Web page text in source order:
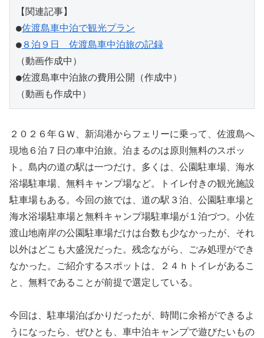
【関連記事】
●佐渡島車中泊で観光プラン
●８泊９日　佐渡島車中泊旅の記録
（動画作成中）
●佐渡島車中泊旅の費用公開（作成中）
（動画も作成中）
２０２６年ＧＷ、新潟港からフェリーに乗って、佐渡島へ
現地６泊７日の車中泊旅。泊まるのは原則無料のスポッ
ト。島内の道の駅は一つだけ。多くは、公園駐車場、海水
浴場駐車場、無料キャンプ場など。トイレ付きの観光施設
駐車場もある。今回の旅では、道の駅３泊、公園駐車場と
海水浴場駐車場と無料キャンプ場駐車場が１泊づつ。小佐
渡山地南岸の公園駐車場だけは台数も少なかったが、それ
以外はどこも大盛況だった。残念ながら、ごみ処理ができ
なかった。ご紹介するスポットは、２４ｈトイレがあるこ
と、無料であることが前提で選定している。
今回は、駐車場泊ばかりだったが、時間に余裕ができるよ
うになったら、ぜひとも、車中泊キャンプで遊びたいもの